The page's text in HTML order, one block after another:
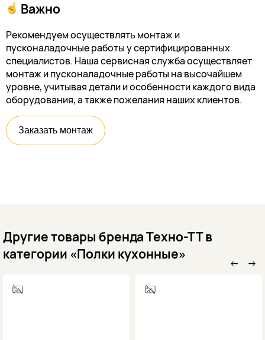
Важно
Рекомендуем осуществлять монтаж и
пусконаладочные работы у сертифицированных
специалистов. Наша сервисная служба осуществляет
монтаж и пусконаладочные работы на высочайшем
уровне, учитывая детали и особенности каждого вида
оборудования, а также пожелания наших клиентов.
Заказать монтаж
Другие товары бренда Техно-ТТ в
категории «Полки кухонные»
← →